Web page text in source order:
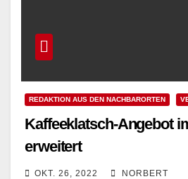
REDAKTION AUS DEN NACHBARORTEN
Kaffeeklatsch-Angebot
erweitert
OKT. 26, 2022 NORBERT